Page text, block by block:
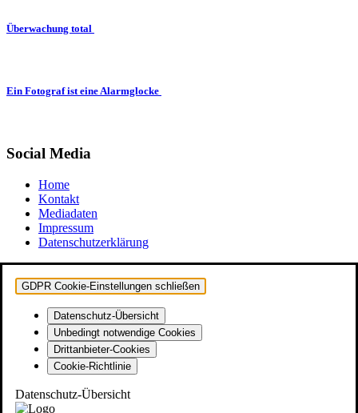
Überwachung total
Ein Fotograf ist eine Alarmglocke
Social Media
Home
Kontakt
Mediadaten
Impressum
Datenschutzerklärung
GDPR Cookie-Einstellungen schließen
Datenschutz-Übersicht
Unbedingt notwendige Cookies
Drittanbieter-Cookies
Cookie-Richtlinie
Datenschutz-Übersicht